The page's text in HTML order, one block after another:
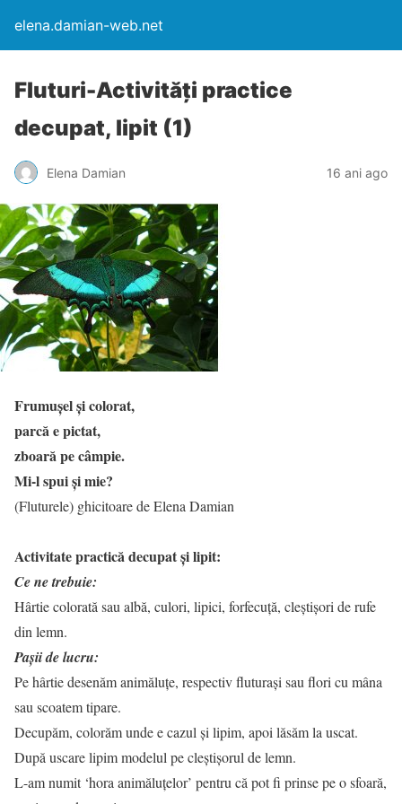
elena.damian-web.net
Fluturi-Activități practice
decupat, lipit (1)
Elena Damian 16 ani ago
Frumușel și colorat,
parcă e pictat,
zboară pe câmpie.
Mi-l spui și mie?
(Fluturele) ghicitoare de Elena Damian
Activitate practică decupat și lipit:
Ce ne trebuie:
Hârtie colorată sau albă, culori, lipici, forfecuță, cleștișori de rufe
din lemn.
Pașii de lucru:
Pe hârtie desenăm animăluțe, respectiv fluturași sau flori cu mâna
sau scoatem tipare.
Decupăm, colorăm unde e cazul și lipim, apoi lăsăm la uscat.
După uscare lipim modelul pe cleștișorul de lemn.
L-am numit ‘hora animăluțelor’ pentru că pot fi prinse pe o sfoară,